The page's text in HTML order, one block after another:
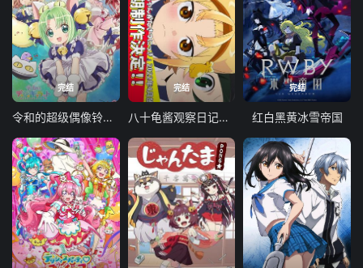
完结
令和的超级偶像铃铛猫娘
完结
八十龟酱观察日记第四季
完结
红白黑黄冰雪帝国